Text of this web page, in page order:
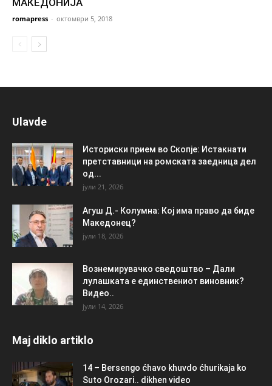
МАКЕДОНИЈА
romapress - октомври 5, 2018
Ulavde
Историски прием во Скопје: Истакнати
претставници на ромската заедница дел
од...
јули 21, 2026
Агуш Д.- Колумна: Кој има право да биде
Македонец?
јули 18, 2026
Вознемирувачко сведоштво – Дали
лулашката е единствениот виновник?
Видео..
јули 14, 2026
Maj diklo artiklo
14 – Bersengo ćhavo khuvdo ćhurikaja ko
Suto Orozari.. dikhen video